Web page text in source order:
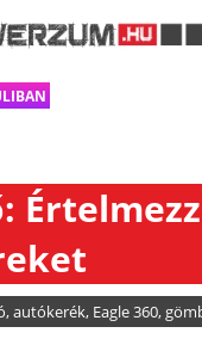
,autókerék, Eagle 360,